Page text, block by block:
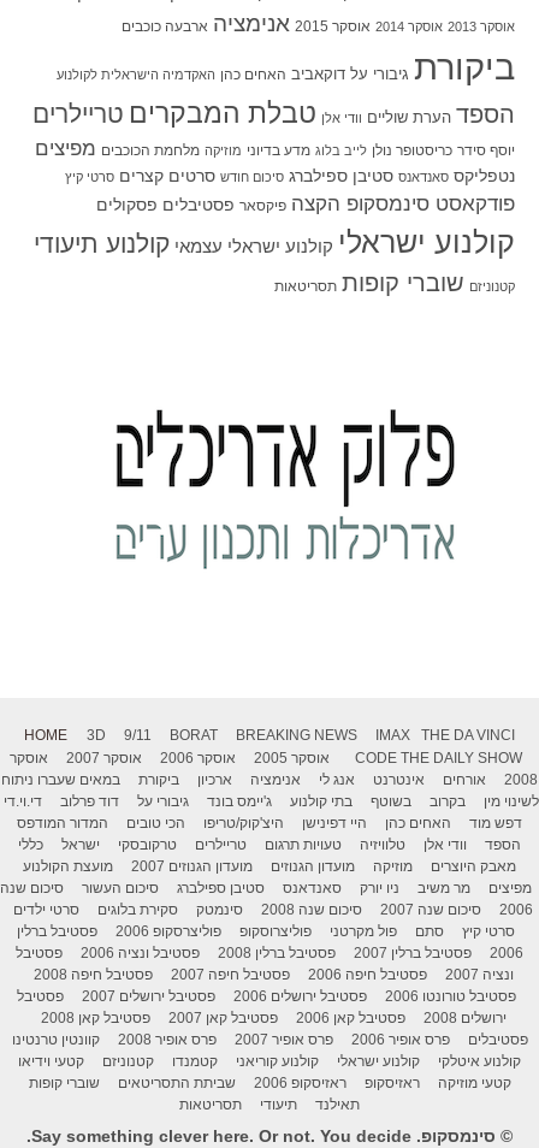
אוסקר 2013 אוסקר 2014 אוסקר 2015 אנימציה ארבעה כוכבים
ביקורת גיבורי על דוקאביב האחים כהן האקדמיה הישראלית לקולנוע
הספד הערת שוליים וודי אלן טבלת המבקרים טריילרים
יוסף סידר כריסטופר נולן לייב בלוג מדע בדיוני מוזיקה מלחמת הכוכבים מפיצים
נטפליקס סאנדאנס סטיבן ספילברג סיכום חודש סרטים קצרים סרטי קיץ
פודקאסט סינמסקופ הקצה פיקסאר פסטיבלים פסקולים
קולנוע ישראלי קולנוע ישראלי עצמאי קולנוע תיעודי
קטנוניזם שוברי קופות תסריטאות
HOME 3D 9/11 BORAT BREAKING NEWS IMAX
THE DA VINCI
CODE THE DAILY SHOW אוסקר 2005 אוסקר 2006 אוסקר 2007
אוסקר
2008
אורחים אינטרנט אנג לי אנימציה ארכיון ביקורת
במאים שעברו ניתוח
לשינוי מין
בקרוב בשוטף בתי קולנוע ג'יימס בונד גיבורי על דוד פרלוב
די.וי.די
דפש מוד
האחים כהן היי דפינישן היצ'קוק/טריפו הכי טובים
המדור המודפס
הספד
וודי אלן טלוויזיה טעויות תרגום טריילרים טרקובסקי ישראל
כללי
מאבק היוצרים
מוזיקה מועדון הגנוזים מועדון הגנוזים 2007
מועצת הקולנוע
מפיצים
מר משיב ניו יורק סאנדאנס סטיבן ספילברג סיכום העשור
סיכום שנה
2006
סיכום שנה 2007 סיכום שנה 2008 סינמטק סקירת בלוגים
סרטי ילדים
סרטי קיץ
סתם פול מקרטני פוליצרוסקופ פוליצרסקופ 2006
פסטיבל ברלין
2006
פסטיבל ברלין 2007 פסטיבל ברלין 2008 פסטיבל ונציה 2006
פסטיבל
ונציה 2007
פסטיבל חיפה 2006 פסטיבל חיפה 2007
פסטיבל חיפה 2008
פסטיבל טורונטו 2006
פסטיבל ירושלים 2006 פסטיבל ירושלים 2007
פסטיבל
ירושלים 2008
פסטיבל קאן 2006 פסטיבל קאן 2007
פסטיבל קאן 2008
פסטיבלים
פרס אופיר 2006 פרס אופיר 2007 פרס אופיר 2008
קוונטין טרנטינו
קולנוע איטלקי
קולנוע ישראלי קולנוע קוריאני קטמנדו קטנוניזם
קטעי וידיאו
קטעי מוזיקה
ראזיסקופ ראזיסקופ 2006 שביתת התסריטאים
שוברי קופות
תאילנד
תיעודי תסריטאות
© סינמסקופ. Say something clever here. Or not. You decide.